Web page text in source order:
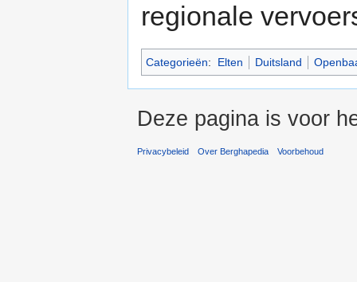
regionale
Categorieën: Elten Duitsland
Deze pagina is voor
Privacybeleid Over Berghapedia Voorbehoud